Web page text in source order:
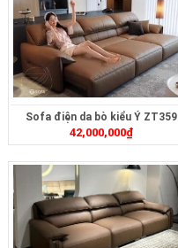
Sofa điện da bò kiểu Ý ZT359
42,000,000₫